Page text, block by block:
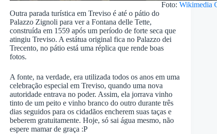
Foto: Wikimedia
Outra parada turística em Treviso é até o pátio do
Palazzo Zignoli para ver a Fontana delle Tette,
construída em 1559 após um período de forte seca que
atingiu Treviso. A estátua original fica no Palazzo dei
Trecento, no pátio está uma réplica que rende boas
fotos.
A fonte, na verdade, era utilizada todos os anos em uma
celebração especial em Treviso, quando uma nova
autoridade entrava no poder. Assim, ela jorrava vinho
tinto de um peito e vinho branco do outro durante três
dias seguidos para os cidadãos encherem suas taças e
beberem gratuitamente. Hoje, só sai água mesmo, não
espere mamar de graça :P